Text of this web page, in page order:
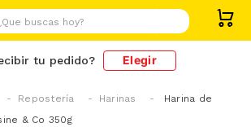
hoy?
tu pedido? Elegir
Repostería Harinas
Harina de
& Co 350g